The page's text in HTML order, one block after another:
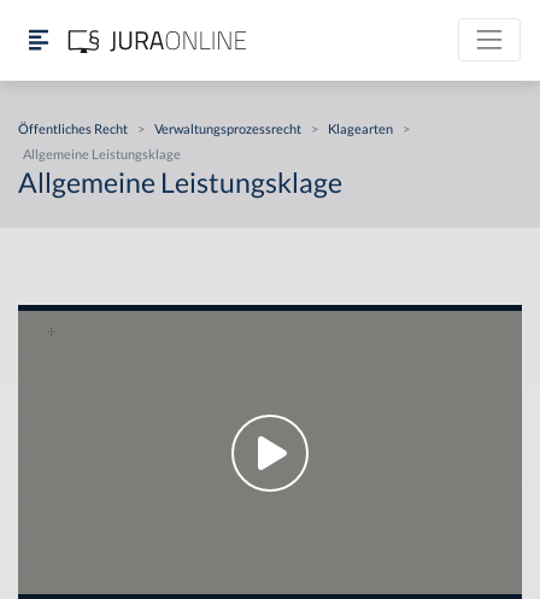
Öffentliches Recht > Verwaltungsprozessrecht > Klagearten
>
Allgemeine Leistungsklage
Allgemeine Leistungsklage